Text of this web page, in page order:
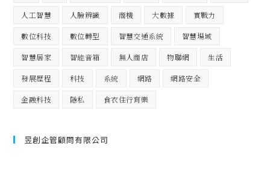
人工智慧 人臉辨識 商機 大數據 實戰力
數位科技 數位轉型 智慧交通系統 智慧場域
智慧居家 智能音箱 無人商店 物聯網 生活
發展歷程 科技 系統 網路 網路安全
金融科技 隱私 食衣住行育樂
昱創企管顧問有限公司